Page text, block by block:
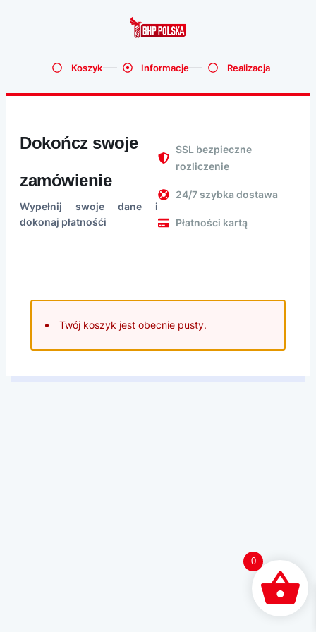
Koszyk Informacje Realizacja
Dokończ swoje
zamówienie
Wypełnij swoje dane i
dokonaj płatnośći
SSL bezpieczne
rozliczenie
24/7 szybka dostawa
Płatności kartą
Twój koszyk jest obecnie pusty.
0